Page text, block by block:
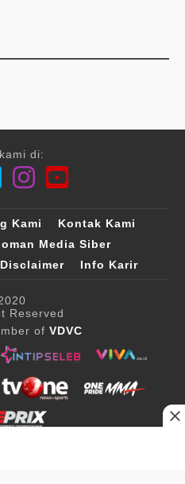
di:
Kami
Kontak Kami
Media Siber
Disclaimer Info Karir
Reserved
of VDVC